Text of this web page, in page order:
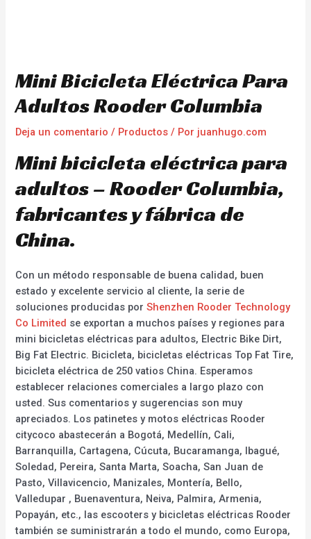
Mini Bicicleta Eléctrica Para
Adultos Rooder Columbia
Deja un comentario / Productos / Por juanhugo.com
Mini bicicleta eléctrica para
adultos – Rooder Columbia,
fabricantes y fábrica de
China.
Con un método responsable de buena calidad, buen
estado y excelente servicio al cliente, la serie de
soluciones producidas porShenzhen Rooder Technology
Co Limited se exportan a muchos países y regiones para
mini bicicletas eléctricas para adultos, Electric Bike Dirt,
Big Fat Electric. Bicicleta, bicicletas eléctricas Top Fat Tire,
bicicleta eléctrica de 250 vatios China. Esperamos
establecer relaciones comerciales a largo plazo con
usted. Sus comentarios y sugerencias son muy
apreciados. Los patinetes y motos eléctricas Rooder
citycoco abastecerán a Bogotá, Medellín, Cali,
Barranquilla, Cartagena, Cúcuta, Bucaramanga, Ibagué,
Soledad, Pereira, Santa Marta, Soacha, San Juan de
Pasto, Villavicencio, Manizales, Montería, Bello,
Valledupar , Buenaventura, Neiva, Palmira, Armenia,
Popayán, etc., las escooters y bicicletas eléctricas Rooder
también se suministrarán a todo el mundo, como Europa,